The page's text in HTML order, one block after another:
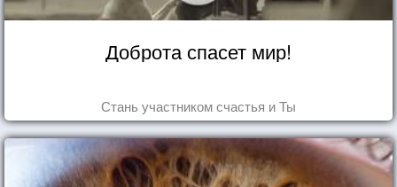
Доброта спасет мир!
Стань участником счастья и Ты